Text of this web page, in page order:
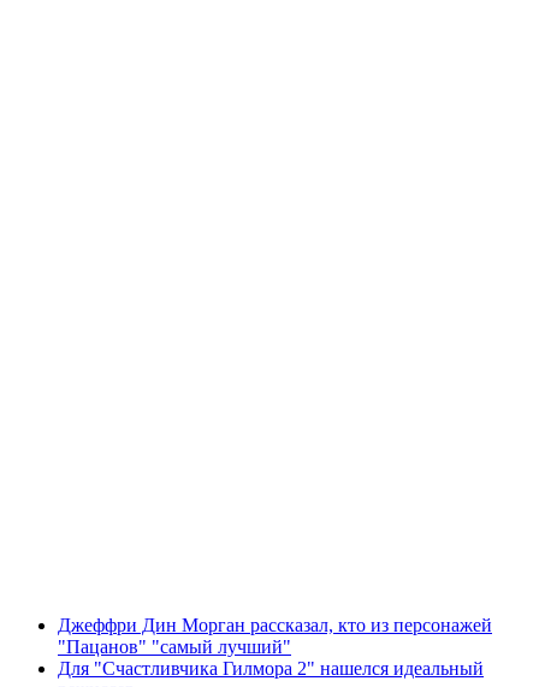
Джеффри Дин Морган рассказал, кто из персонажей
"Пацанов" "самый лучший"
Для "Счастливчика Гилмора 2" нашелся идеальный